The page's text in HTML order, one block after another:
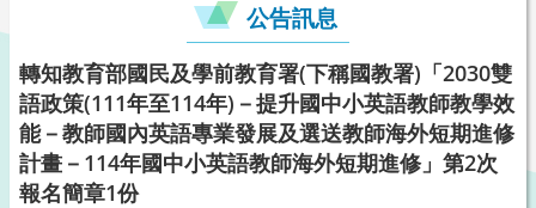
公告訊息
轉知教育部國民及學前教育署(下稱國教署)「2030雙
語政策(111年至114年)－提升國中小英語教師教學效
能－教師國內英語專業發展及選送教師海外短期進修
計畫－114年國中小英語教師海外短期進修」第2次
報名簡章1份